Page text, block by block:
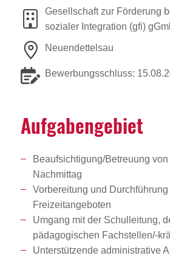
Gesellschaft zur Förderung
sozialer Integration (gfi)
Neuendettelsau
Bewerbungsschluss:
Aufga­ben­ge­biet
Beaufsichtigung/Betreuung
Nachmittag
Vorbereitung und Durchführung
Freizeitangeboten
Umgang mit der Schulleitung,
pädagogischen Fachstellen/-
Unterstützende administrative